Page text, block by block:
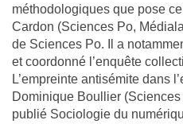
méthodologiques que pose
Cardon (Sciences Po,
de Sciences Po. Il a
et coordonné l’enquête
L’empreinte antisémite dans
Dominique Boullier
publié Sociologie du